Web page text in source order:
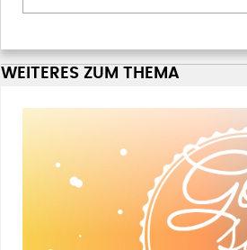
WEITERES ZUM THEMA